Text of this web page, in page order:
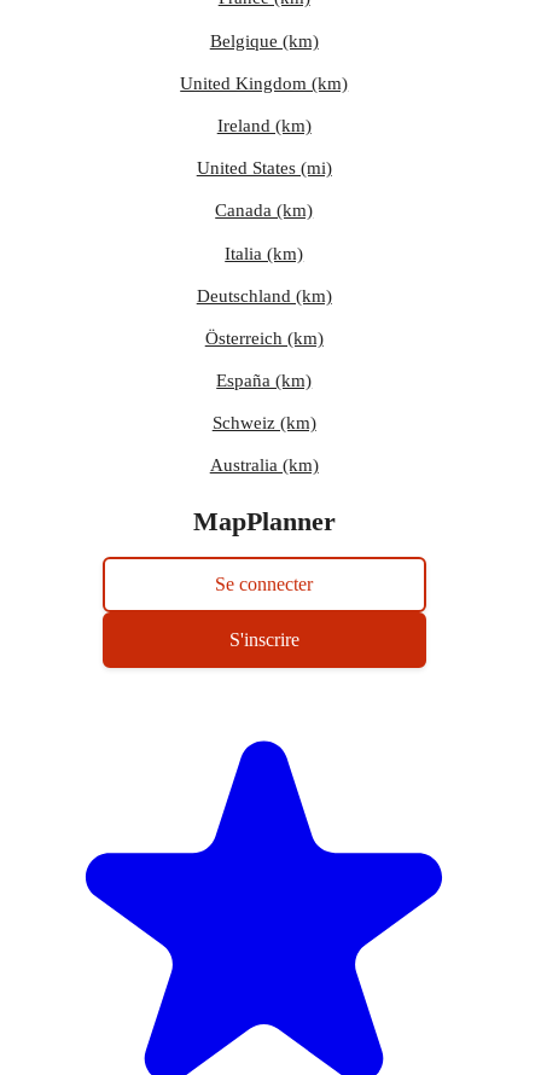
Belgique (km)
United Kingdom (km)
Ireland (km)
United States (mi)
Canada (km)
Italia (km)
Deutschland (km)
Österreich (km)
España (km)
Schweiz (km)
Australia (km)
MapPlanner
Se connecter
S'inscrire